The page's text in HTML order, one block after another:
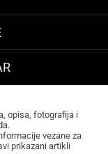
opisa, fotografija i
vezane za
prikazani artikli